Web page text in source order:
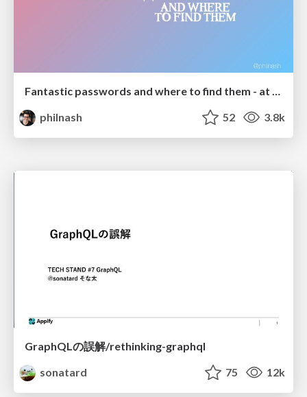
philnash
52 3.8k
GraphQLの誤解/rethinking-graphql
sonatard
75 12k